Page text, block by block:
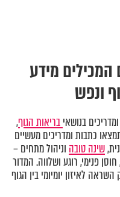
מידע
ונפש
בנושאיבריאות הגוף,
כתבות ומדריכים מעשיים
שינה טובה וניהול מתחים –
פנימי, רוגע ושלווה. המדור
לאיזון יומיומי בין הגוף